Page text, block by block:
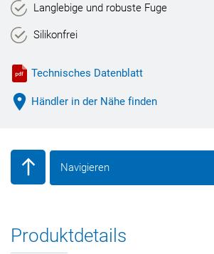
Langlebige und robuste Fuge
Silikonfrei
Technisches Datenblatt
Händler in der Nähe finden
Navigieren
Produktdetails